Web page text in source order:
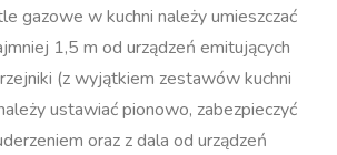
gazowe w kuchni należy umieszczać
1,5 m od urządzeń emitujących
(z wyjątkiem zestawów kuchni
ustawiać pionowo, zabezpieczyć
oraz z dala od urządzeń